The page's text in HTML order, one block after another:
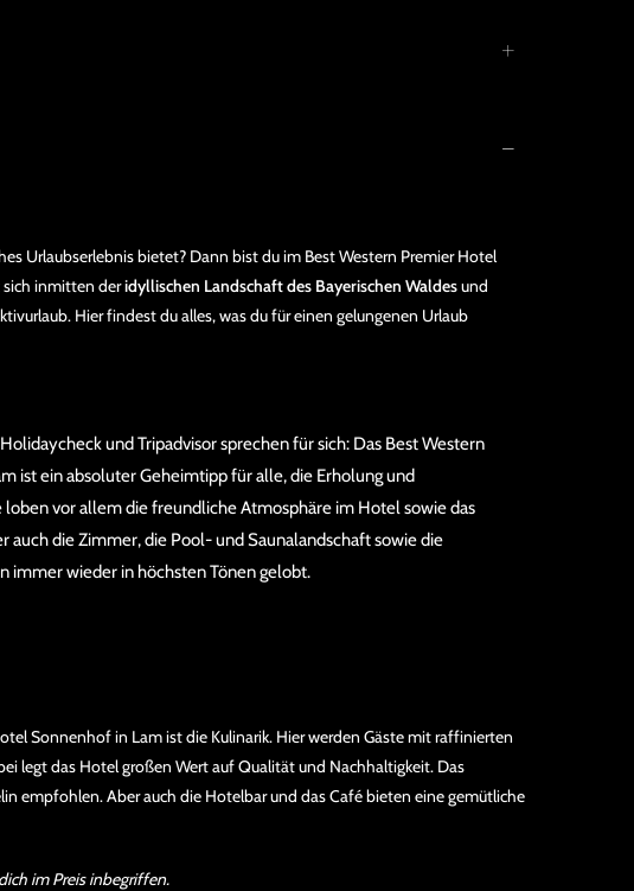
Urlaubserlebnis bietet? Dann bist du im Best Western Premier Hotel
inmitten deridyllischen Landschaft des Bayerischen Waldesund
Hier findest du alles, was du für einen gelungenen Urlaub
und Tripadvisor sprechen für sich: Das Best Western
ist ein absoluter Geheimtipp für alle, die Erholung und
loben vor allem die freundliche Atmosphäre im Hotel sowie das
auch die Zimmer, die Pool- und Saunalandschaft sowie die
immer wieder in höchsten Tönen gelobt.
Sonnenhof in Lam ist die Kulinarik. Hier werden Gäste mit raffinierten
legt das Hotel großen Wert auf Qualität und Nachhaltigkeit. Das
empfohlen. Aber auch die Hotelbar und das Café bieten eine gemütliche
im Preis inbegriffen.